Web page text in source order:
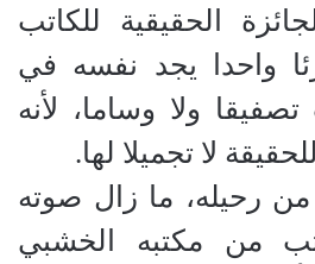
الحقيقية للكاتب
واحدا يجد نفسه في
ولا وساما، لأنه
لا تجميلا لها.
رحيله، ما زال صوته
من مكتبه الخشبي